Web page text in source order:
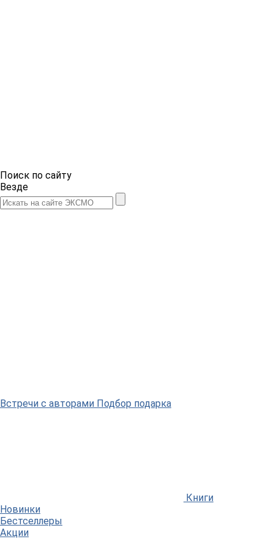
Поиск по сайту
Везде
Встречи с авторами Подбор подарка
Книги
Новинки
Бестселлеры
Акции